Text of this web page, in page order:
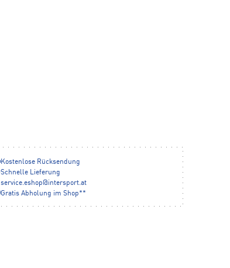
Kostenlose Rücksendung
Schnelle Lieferung
service.eshop@intersport.at
Gratis Abholung im Shop**